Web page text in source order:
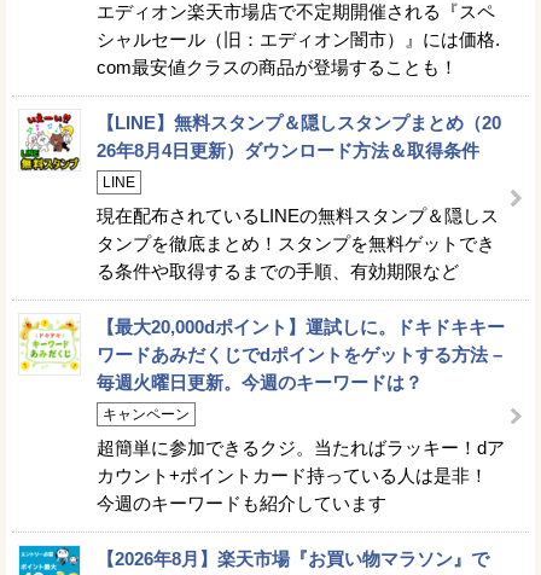
エディオン楽天市場店で不定期開催される『スペ
シャルセール（旧：エディオン闇市）』には価格.
com最安値クラスの商品が登場することも！
【LINE】無料スタンプ＆隠しスタンプまとめ（20
26年8月4日更新）ダウンロード方法＆取得条件
LINE
現在配布されているLINEの無料スタンプ＆隠しス
タンプを徹底まとめ！スタンプを無料ゲットでき
る条件や取得するまでの手順、有効期限など
【最大20,000dポイント】運試しに。ドキドキキー
ワードあみだくじでdポイントをゲットする方法 –
毎週火曜日更新。今週のキーワードは？
キャンペーン
超簡単に参加できるクジ。当たればラッキー！dア
カウント+ポイントカード持っている人は是非！
今週のキーワードも紹介しています
【2026年8月】楽天市場『お買い物マラソン』で